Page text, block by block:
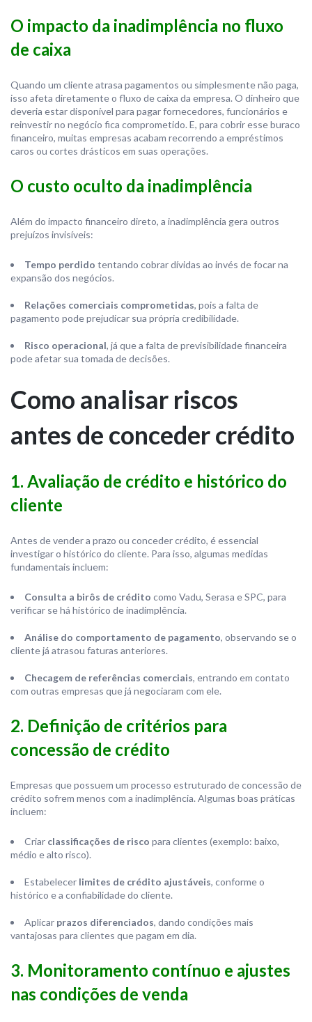
O impacto da inadimplência no fluxo
de caixa
Quando um cliente atrasa pagamentos ou simplesmente não paga,
isso afeta diretamente o fluxo de caixa da empresa. O dinheiro que
deveria estar disponível para pagar fornecedores, funcionários e
reinvestir no negócio fica comprometido. E, para cobrir esse buraco
financeiro, muitas empresas acabam recorrendo a empréstimos
caros ou cortes drásticos em suas operações.
O custo oculto da inadimplência
Além do impacto financeiro direto, a inadimplência gera outros
prejuízos invisíveis:
Tempo perdido tentando cobrar dívidas ao invés de focar na
expansão dos negócios.
Relações comerciais comprometidas, pois a falta de
pagamento pode prejudicar sua própria credibilidade.
Risco operacional, já que a falta de previsibilidade financeira
pode afetar sua tomada de decisões.
Como analisar riscos
antes de conceder crédito
1. Avaliação de crédito e histórico do
cliente
Antes de vender a prazo ou conceder crédito, é essencial
investigar o histórico do cliente. Para isso, algumas medidas
fundamentais incluem:
Consulta a birôs de crédito como Vadu, Serasa e SPC, para
verificar se há histórico de inadimplência.
Análise do comportamento de pagamento, observando se o
cliente já atrasou faturas anteriores.
Checagem de referências comerciais, entrando em contato
com outras empresas que já negociaram com ele.
2. Definição de critérios para
concessão de crédito
Empresas que possuem um processo estruturado de concessão de
crédito sofrem menos com a inadimplência. Algumas boas práticas
incluem:
Criar classificações de risco para clientes (exemplo: baixo,
médio e alto risco).
Estabelecer limites de crédito ajustáveis, conforme o
histórico e a confiabilidade do cliente.
Aplicar prazos diferenciados, dando condições mais
vantajosas para clientes que pagam em dia.
3. Monitoramento contínuo e ajustes
nas condições de venda